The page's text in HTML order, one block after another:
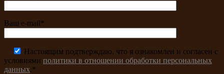
Ваш e-mail*
Настоящим подтверждаю, что я ознакомлен и согласен с
условиями политики в отношении обработки персональных
данных.*